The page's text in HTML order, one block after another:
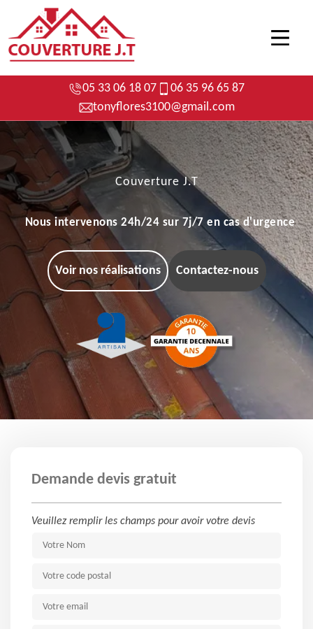
05 33 06 18 07
06 35 96 65 87
tonyflores3100@gmail.com
Couverture J.T
Nous intervenons 24h/24 sur 7j/7 en cas d'urgence
Voir nos réalisations Contactez-nous
Demande devis gratuit
Veuillez remplir les champs pour avoir votre devis